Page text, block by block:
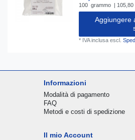
100 grammo | 105,80
Aggiungere
* IVA inclusa escl.
Informazioni
Modalità di pagamento
FAQ
Metodi e costi di spedizione
Il mio Account